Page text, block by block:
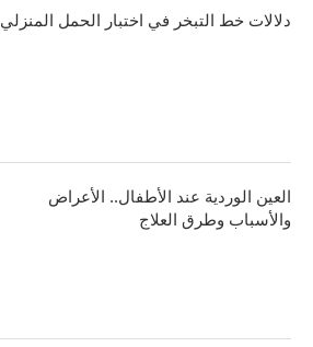
دلالات خط التبخر في اختبار الحمل المنزلي
العين الوردية عند الأطفال.. الأعراض
والأسباب وطرق العلاج